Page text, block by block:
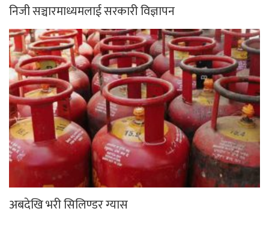
निजी सञ्चारमाध्यमलाई सरकारी विज्ञापन
अबदेखि भरी सिलिण्डर ग्यास